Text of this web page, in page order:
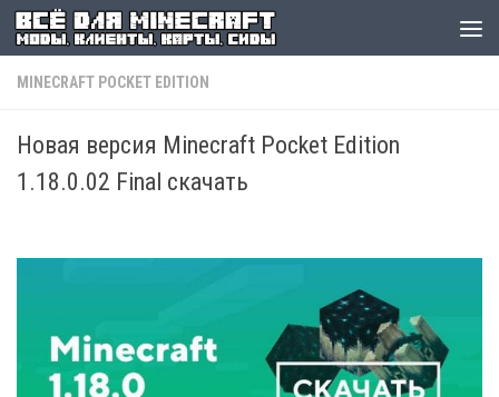
MINECRAFT POCKET EDITION
Новая версия Minecraft Pocket Edition
1.18.0.02 Final скачать